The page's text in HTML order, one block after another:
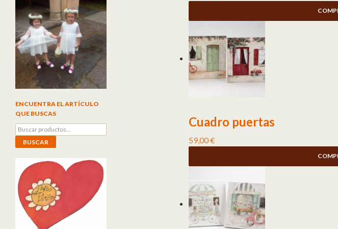
Cuadro puertas
59,00€
ENCUENTRA EL ARTÍCULO
QUE BUSCAS
Buscar por:
BUSCAR